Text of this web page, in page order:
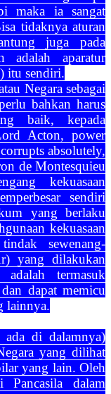
maka ia sangat
tidaknya aturan
juga pada
aparatur
itu sendiri.
Negara sebagai
bahkan harus
baik, kepada
Acton, power
absolutely,
de Montesquieu
kekuasaan
sendiri
yang berlaku
kekuasaan
sewenang-
yang dilakukan
adalah termasuk
dapat memicu
lainnya.
ada di dalamnya)
yang dilihat
yang lain. Oleh
Pancasila dalam